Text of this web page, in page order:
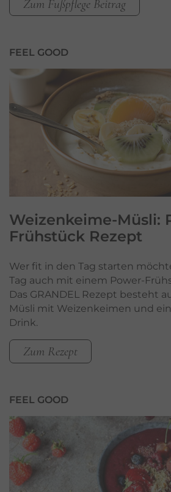
Zum Fußpflege Beitrag
FEEL GOOD
Weizenkeime-Müsli:
Frühstück Rezept
Wer fit in den Tag starten
Tag auch mit einem Power-
Das GRANDEL Rezept besteht
Müsli mit Weizenkeimen und
Drink.
Zum Rezept
FEEL GOOD